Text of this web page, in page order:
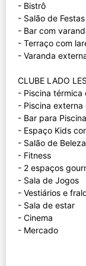
- Bistrô
- Salão de
- Bar com
- Terraço com
- Varanda
CLUBE LADO
- Piscina térmica
- Piscina
- Bar para Piscina
- Espaço Kids
- Salão de Beleza
- Fitness
- 2 espaços
- Sala de Jogos
- Vestiários e
- Sala de estar
- Cinema